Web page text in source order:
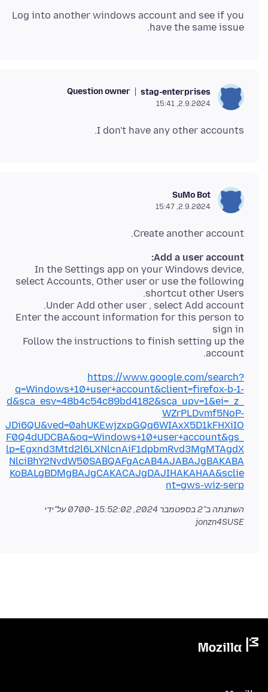
Log into another windows account and see if you
have the same issue.
stag-enterprises
Question owner
2.9.2024, 15:41
I don't have any other accounts.
SuMo Bot
2.9.2024, 15:47
Create another account.
Add a user account:
In the Settings app on your Windows device,
select Accounts, Other user or use the following
Enter the account information for this person to
Follow the instructions to finish setting up the
account.
https://www.google.com/search?
q=Windows+10+user+account&client=firefox-b-1-
d&sca_esv=48b4c54c89bd4182&sca_upv=1&ei=_z_
WZrPLDvmf5NoP-
JDi6QU&ved=0ahUKEwjzxpGQq6WIAxX5D1kFHXiIO
F0Q4dUDCBA&oq=Windows+10+user+account&gs_
lp=Egxnd3Mtd2l6LXNlcnAiF1dpbmRvd3MgMTAgdX
NlciBhY2NvdW50SABQAFgAcAB4AJABAJgBAKABA
KoBALgBDMgBAJgCAKACAJgDAJIHAKAHAA&sclie
nt=gws-wiz-serp
השתנתה ב־2 בספטמבר 2024, 15:52:02 -0700
על־ידי
jonzn4SUSE